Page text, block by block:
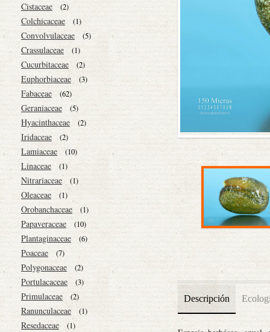
Cistaceae (2)
Colchicaceae (1)
Convolvulaceae (5)
Crassulaceae (1)
Cucurbitaceae (2)
Euphorbiaceae (3)
Fabaceae (62)
Geraniaceae (5)
Hyacinthaceae (2)
Iridaceae (2)
Lamiaceae (10)
Linaceae (1)
Nitrariaceae (1)
Oleaceae (1)
Orobanchaceae (1)
Papaveraceae (10)
Plantaginaceae (6)
Poaceae (7)
Polygonaceae (2)
Portulacaceae (3)
Primulaceae (2)
Ranunculaceae (1)
Resedaceae (1)
Descripción